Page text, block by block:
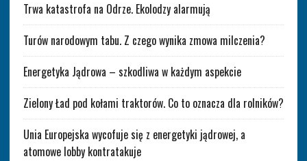
Trwa katastrofa na Odrze. Ekolodzy alarmują
Turów narodowym tabu. Z czego wynika zmowa milczenia?
Energetyka Jądrowa – szkodliwa w każdym aspekcie
Zielony Ład pod kołami traktorów. Co to oznacza dla rolników?
Unia Europejska wycofuje się z energetyki jądrowej, a
atomowe lobby kontratakuje